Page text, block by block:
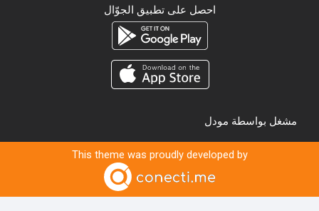
احصل على تطبيق الجوّال
مشغل بواسطة مودل
This theme was proudly developed by